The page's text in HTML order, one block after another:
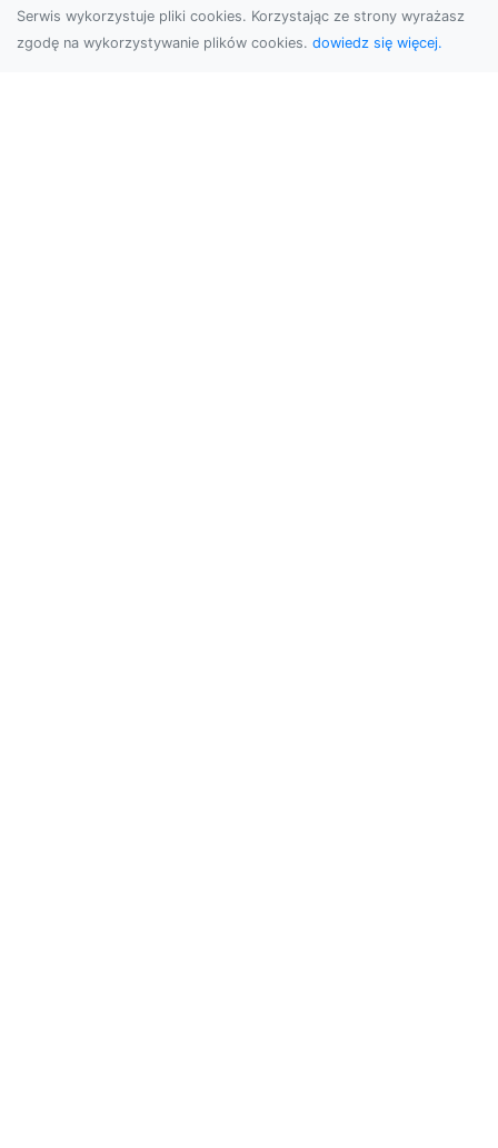
Serwis wykorzystuje pliki cookies. Korzystając ze strony wyrażasz
zgodę na wykorzystywanie plików cookies. dowiedz się więcej.